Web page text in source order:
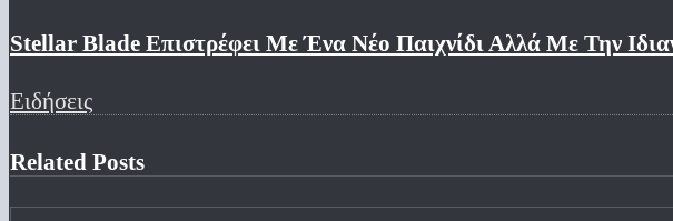
Stellar Blade Επιστρέφει Με Ένα Νέο Παιχνίδι Αλλά Με Την
Ειδήσεις
Related Posts